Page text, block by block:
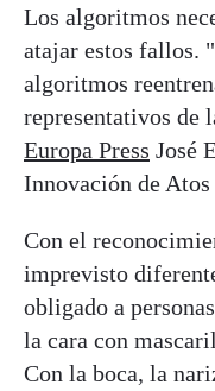
Los algoritmos
atajar estos fallos.
algoritmos
representativos de
Europa Press José
Innovación de
Con el
imprevisto
obligado a
la cara con
Con la boca, la